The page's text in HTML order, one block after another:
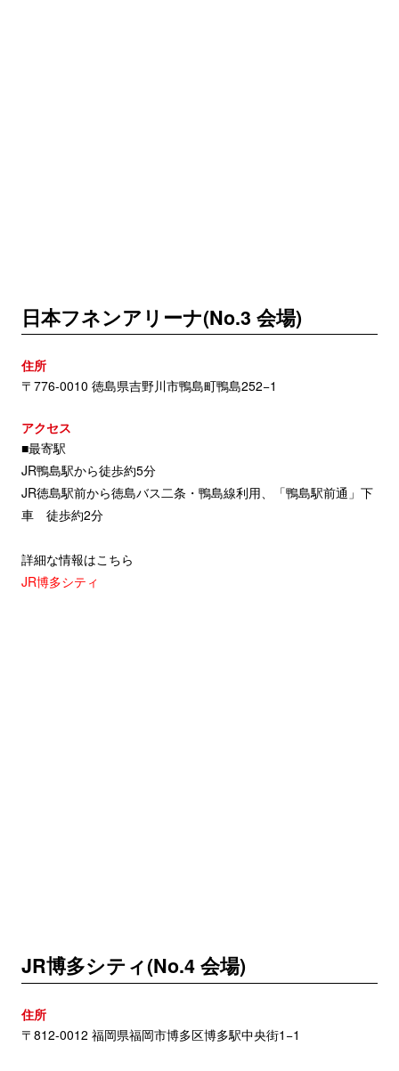
日本フネンアリーナ(No.3 会場)
住所
〒776-0010 徳島県吉野川市鴨島町鴨島252−1
アクセス
■最寄駅
JR鴨島駅から徒歩約5分
JR徳島駅前から徳島バス二条・鴨島線利用、「鴨島駅前通」下
車 徒歩約2分
詳細な情報はこちら
JR博多シティ
JR博多シティ(No.4 会場)
住所
〒812-0012 福岡県福岡市博多区博多駅中央街1−1